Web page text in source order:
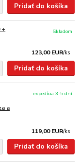
Pridať do košíka
123,00 EUR/ks
Skladom
Pridať do košíka
a
119,00 EUR/ks
expedícia 3-5 dní
Pridať do košíka